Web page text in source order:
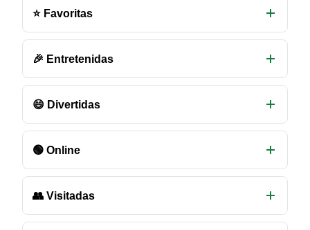
de
chat
disponibles
⭐ Favoritas
🎉 Entretenidas
😄 Divertidas
🟢 Online
👥 Visitadas